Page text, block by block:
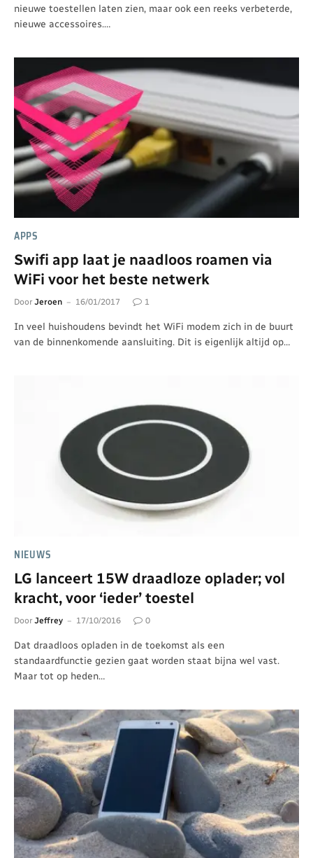
nieuwe toestellen laten zien, maar ook een reeks verbeterde,
nieuwe accessoires.…
APPS
Swifi app laat je naadloos roamen via
WiFi voor het beste netwerk
Door Jeroen 16/01/2017 1
In veel huishoudens bevindt het WiFi modem zich in de buurt
van de binnenkomende aansluiting. Dit is eigenlijk altijd op…
NIEUWS
LG lanceert 15W draadloze oplader; vol
kracht, voor ‘ieder’ toestel
Door Jeffrey 17/10/2016 0
Dat draadloos opladen in de toekomst als een
standaardfunctie gezien gaat worden staat bijna wel vast.
Maar tot op heden…